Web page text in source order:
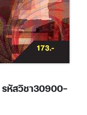
รหัสวิชา30900-